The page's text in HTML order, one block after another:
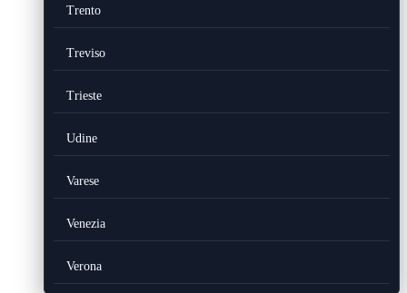
Trento
Treviso
Trieste
Udine
Varese
Venezia
Verona